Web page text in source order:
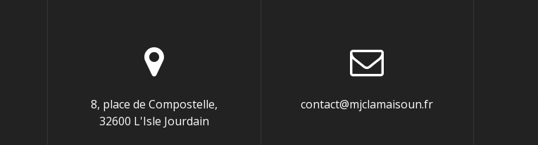
8, place de Compostelle,
32600 L'Isle Jourdain
contact@mjclamaisoun.fr